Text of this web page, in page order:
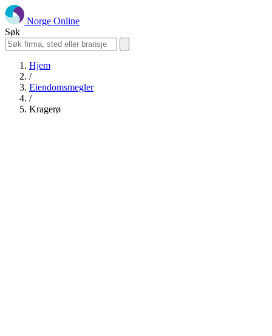
Norge Online
Søk
Hjem
/
Eiendomsmegler
/
Kragerø